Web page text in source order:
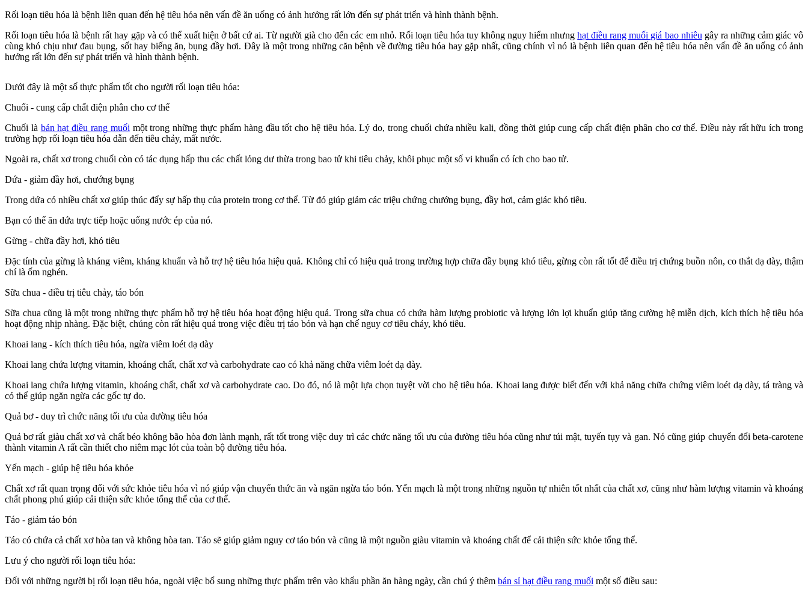
Rối loạn tiêu hóa là bệnh liên quan đến hệ tiêu hóa nên vấn đề ăn uống có ảnh hưởng rất lớn đến sự phát triển và hình thành bệnh.
Rối loạn tiêu hóa là bệnh rất hay gặp và có thể xuất hiện ở bất cứ ai. Từ người già cho đến các em nhỏ. Rối loạn tiêu hóa tuy không nguy hiểm nhưnghạt điều rang muối giá bao nhiêu gây ra những cảm giác vô
cùng khó chịu như đau bụng, sốt hay biếng ăn, bụng đầy hơi. Đây là một trong những căn bệnh về đường tiêu hóa hay gặp nhất, cũng chính vì nó là bệnh liên quan đến hệ tiêu hóa nên vấn đề ăn uống có ảnh
hưởng rất lớn đến sự phát triển và hình thành bệnh.
Dưới đây là một số thực phẩm tốt cho người rối loạn tiêu hóa:
Chuối - cung cấp chất điện phân cho cơ thể
Chuối là bán hạt điều rang muối một trong những thực phẩm hàng đầu tốt cho hệ tiêu hóa. Lý do, trong chuối chứa nhiều kali, đồng thời giúp cung cấp chất điện phân cho cơ thể. Điều này rất hữu ích trong
trường hợp rối loạn tiêu hóa dẫn đến tiêu chảy, mất nước.
Ngoài ra, chất xơ trong chuối còn có tác dụng hấp thu các chất lỏng dư thừa trong bao tử khi tiêu chảy, khôi phục một số vi khuẩn có ích cho bao tử.
Dứa - giảm đầy hơi, chướng bụng
Trong dứa có nhiều chất xơ giúp thúc đẩy sự hấp thụ của protein trong cơ thể. Từ đó giúp giảm các triệu chứng chướng bụng, đầy hơi, cảm giác khó tiêu.
Bạn có thể ăn dứa trực tiếp hoặc uống nước ép của nó.
Gừng - chữa đầy hơi, khó tiêu
Đặc tính của gừng là kháng viêm, kháng khuẩn và hỗ trợ hệ tiêu hóa hiệu quả. Không chỉ có hiệu quả trong trường hợp chữa đầy bụng khó tiêu, gừng còn rất tốt để điều trị chứng buồn nôn, co thắt dạ dày, thậm
chí là ốm nghén.
Sữa chua - điều trị tiêu chảy, táo bón
Sữa chua cũng là một trong những thực phẩm hỗ trợ hệ tiêu hóa hoạt động hiệu quả. Trong sữa chua có chứa hàm lượng probiotic và lượng lớn lợi khuẩn giúp tăng cường hệ miễn dịch, kích thích hệ tiêu hóa
hoạt động nhịp nhàng. Đặc biệt, chúng còn rất hiệu quả trong việc điều trị táo bón và hạn chế nguy cơ tiêu chảy, khó tiêu.
Khoai lang - kích thích tiêu hóa, ngừa viêm loét dạ dày
Khoai lang chứa lượng vitamin, khoáng chất, chất xơ và carbohydrate cao có khả năng chữa viêm loét dạ dày.
Khoai lang chứa lượng vitamin, khoáng chất, chất xơ và carbohydrate cao. Do đó, nó là một lựa chọn tuyệt vời cho hệ tiêu hóa. Khoai lang được biết đến với khả năng chữa chứng viêm loét dạ dày, tá tràng và
có thể giúp ngăn ngừa các gốc tự do.
Quả bơ - duy trì chức năng tối ưu của đường tiêu hóa
Quả bơ rất giàu chất xơ và chất béo không bão hòa đơn lành mạnh, rất tốt trong việc duy trì các chức năng tối ưu của đường tiêu hóa cũng như túi mật, tuyến tụy và gan. Nó cũng giúp chuyển đổi beta-carotene
thành vitamin A rất cần thiết cho niêm mạc lót của toàn bộ đường tiêu hóa.
Yến mạch - giúp hệ tiêu hóa khỏe
Chất xơ rất quan trọng đối với sức khỏe tiêu hóa vì nó giúp vận chuyển thức ăn và ngăn ngừa táo bón. Yến mạch là một trong những nguồn tự nhiên tốt nhất của chất xơ, cũng như hàm lượng vitamin và khoáng
chất phong phú giúp cải thiện sức khỏe tổng thể của cơ thể.
Táo - giảm táo bón
Táo có chứa cả chất xơ hòa tan và không hòa tan. Táo sẽ giúp giảm nguy cơ táo bón và cũng là một nguồn giàu vitamin và khoáng chất để cải thiện sức khỏe tổng thể.
Lưu ý cho người rối loạn tiêu hóa:
Đối với những người bị rối loạn tiêu hóa, ngoài việc bổ sung những thực phẩm trên vào khẩu phần ăn hàng ngày, cần chú ý thêm bán sỉ hạt điều rang muối một số điều sau: